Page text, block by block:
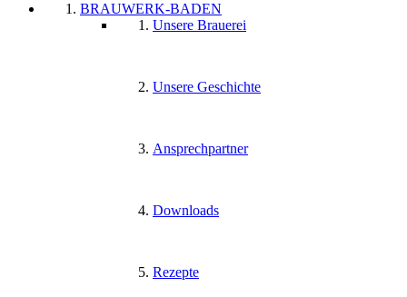
BRAUWERK-BADEN
Unsere Brauerei
Unsere Geschichte
Ansprechpartner
Downloads
Rezepte